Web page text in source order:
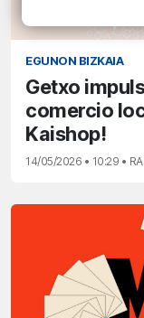
EGUNON BIZKAIA
Getxo
comercio
Kaishop!
14/05/2026 • 10:29 •